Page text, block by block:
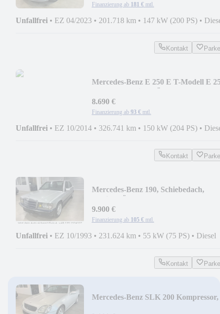
Finanzierung ab 181 € mtl.
Unfallfrei • EZ 04/2023 • 201.718 km • 147 kW (200 PS) •
Kontakt
Mercedes-Benz E 250 E T-Modell E
8.690 €
Finanzierung ab 93 € mtl.
Unfallfrei • EZ 10/2014 • 326.741 km • 150 kW (204 PS) •
Kontakt
Mercedes-Benz 190, Schiebedach,
9.900 €
Finanzierung ab 105 € mtl.
Unfallfrei • EZ 10/1993 • 231.624 km • 55 kW (75 PS) • Diesel
Kontakt
Mercedes-Benz SLK 200 Kompressor,